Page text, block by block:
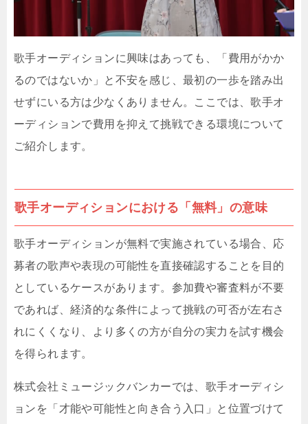
歌手オーディションに興味はあっても、「費用がかか
るのではないか」と不安を感じ、最初の一歩を踏み出
せずにいる方は少なくありません。ここでは、歌手オ
ーディションで費用を抑えて挑戦できる環境について
ご紹介します。
歌手オーディションにおける「無料」の意味
歌手オーディションが無料で実施されている場合、応
募者の歌声や表現の可能性を直接確認することを目的
としているケースがあります。参加費や審査料が不要
であれば、経済的な条件によって挑戦の可否が左右さ
れにくくなり、より多くの方が自分の実力を試す機会
を得られます。
株式会社ミュージックバンカーでは、歌手オーディシ
ョンを「才能や可能性と向き合う入口」と位置づけて